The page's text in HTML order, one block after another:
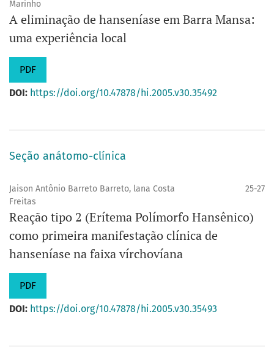
Marinho
A eliminação de hanseníase em Barra Mansa:
uma experiência local
PDF
DOI: https://doi.org/10.47878/hi.2005.v30.35492
Seção anátomo-clínica
Jaison Antônio Barreto Barreto, lana Costa
Freitas
25-27
Reação tipo 2 (Erítema Polímorfo Hansênico)
como primeira manifestação clínica de
hanseníase na faixa vírchovíana
PDF
DOI: https://doi.org/10.47878/hi.2005.v30.35493